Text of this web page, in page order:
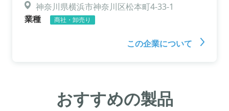
神奈川県横浜市神奈川区松本町4-33-1
業種
商社・卸売り
この企業について
おすすめの製品